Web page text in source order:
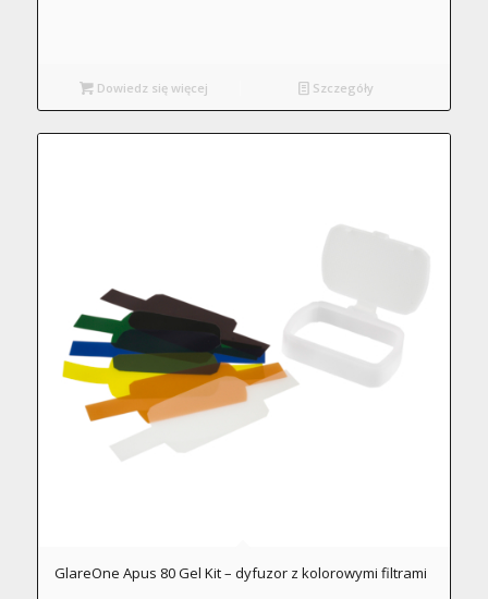
Dowiedz się więcej Szczegóły
GlareOne Apus 80 Gel Kit – dyfuzor z kolorowymi filtrami